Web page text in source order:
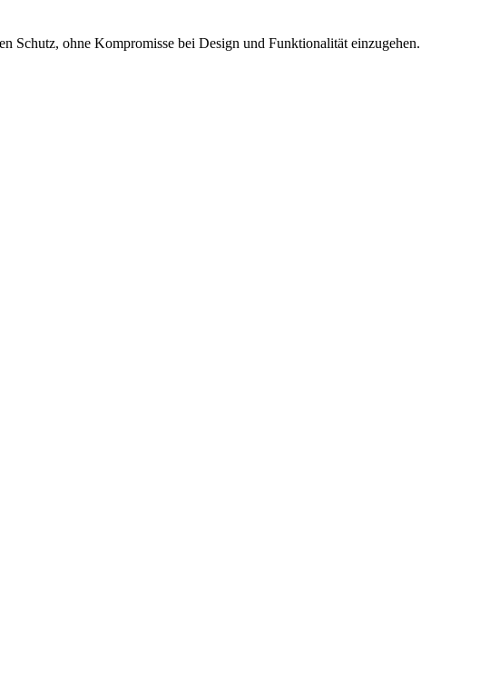
Schutz, ohne Kompromisse bei Design und Funktionalität einzugehen.